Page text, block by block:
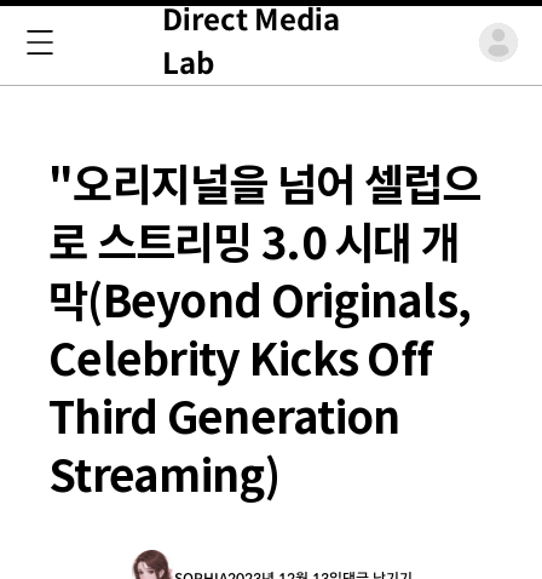
Direct Media
Lab
"오리지널을 넘어 셀럽으
로 스트리밍 3.0 시대 개
막(Beyond Originals,
Celebrity Kicks Off
Third Generation
Streaming)